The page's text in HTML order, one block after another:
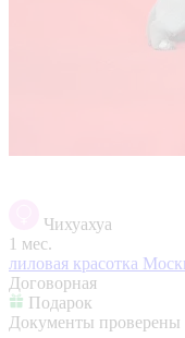
Чихуахуа
1 мес.
лиловая красотка
Договорная
Подарок
Документы проверены